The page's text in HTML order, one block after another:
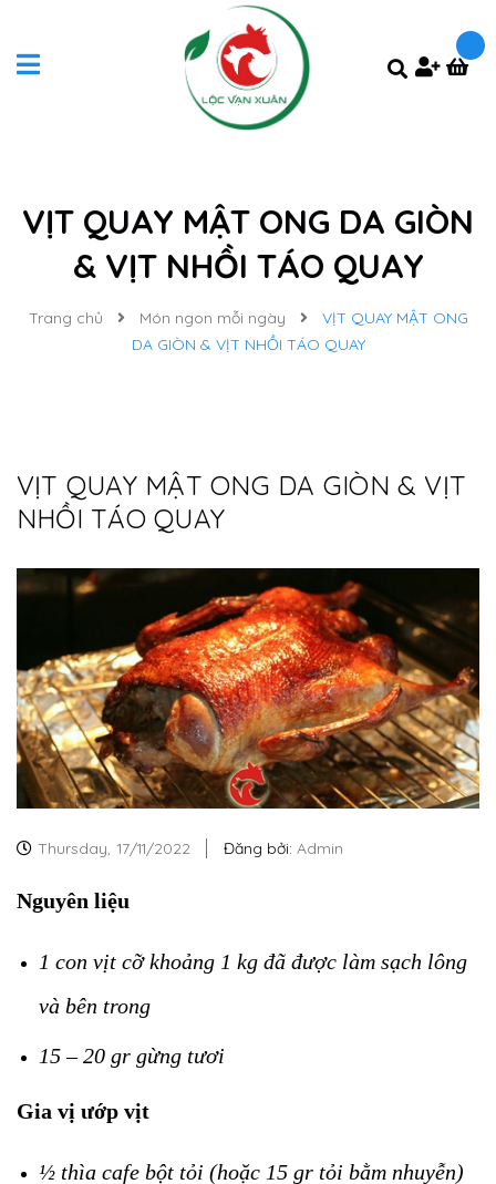
VỊT QUAY MẬT ONG DA GIÒN
& VỊT NHỒI TÁO QUAY
Trang chủ Món ngon mỗi ngày
VỊT QUAY MẬT ONG
DA GIÒN & VỊT NHỒI TÁO QUAY
VỊT QUAY MẬT ONG DA GIÒN & VỊT
NHỒI TÁO QUAY
Thursday, 17/11/2022 Đăng bởi: Admin
Nguyên liệu
1 con vịt cỡ khoảng 1 kg đã được làm sạch lông
và bên trong
15 – 20 gr gừng tươi
Gia vị ướp vịt
½ thìa cafe bột tỏi (hoặc 15 gr tỏi bằm nhuyễn)